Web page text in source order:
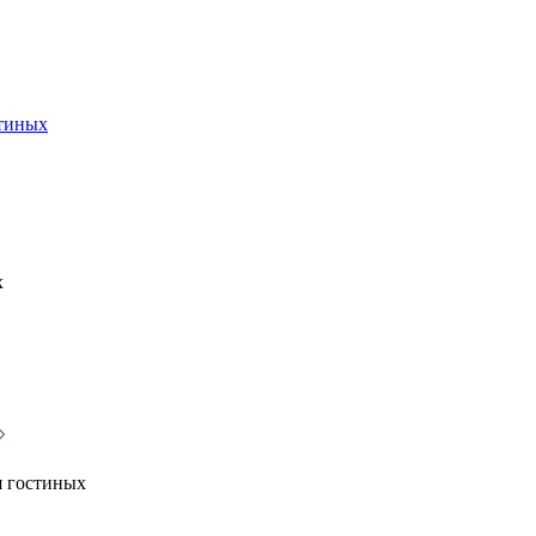
гостиных